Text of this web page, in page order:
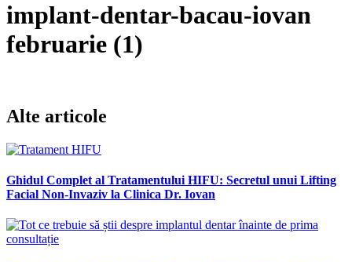
implant-dentar-bacau-iovan
februarie (1)
Alte articole
Ghidul Complet al Tratamentului HIFU: Secretul unui Lifting
Facial Non-Invaziv la Clinica Dr. Iovan